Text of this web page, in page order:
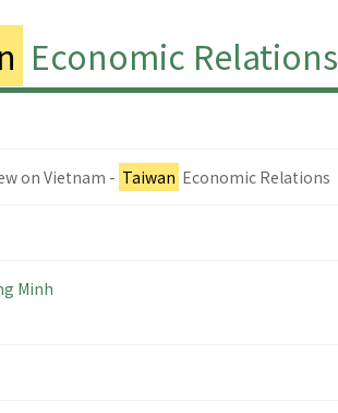
Economic Relations
on Vietnam - Taiwan Economic Relations
Minh